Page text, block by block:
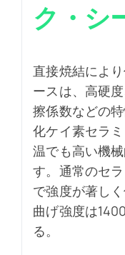
ク・シ
直接焼結によ
ースは、高硬
擦係数などの
化ケイ素セラ
温でも高い機
す。通常のセ
で強度が著し
曲げ強度は
る。